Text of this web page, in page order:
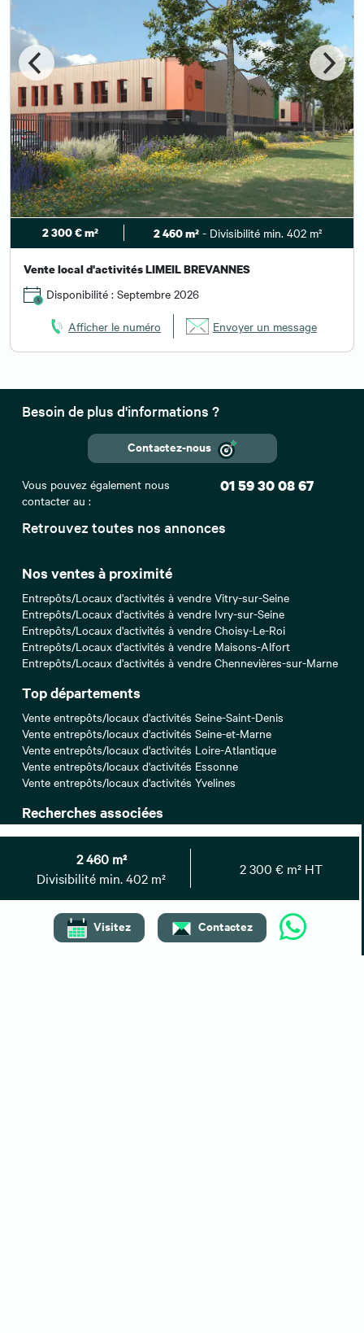
2 460 m²
Divisibilité min. 402 m²
2 300 € m² HT
Visitez Contactez
2 300 € m² 2 460 m² - Divisibilité min. 402 m²
Vente local d'activités LIMEIL BREVANNES
Disponibilité : Septembre 2026
Afficher le numéro Envoyer un message
Retrouvez toutes nos annonces
Nos ventes à proximité
Entrepôts/Locaux d'activités à vendre Vitry-sur-Seine
Entrepôts/Locaux d'activités à vendre Ivry-sur-Seine
Entrepôts/Locaux d'activités à vendre Choisy-Le-Roi
Entrepôts/Locaux d'activités à vendre Maisons-Alfort
Entrepôts/Locaux d'activités à vendre Chennevières-sur-Marne
Top départements
Vente entrepôts/locaux d'activités Seine-Saint-Denis
Vente entrepôts/locaux d'activités Seine-et-Marne
Vente entrepôts/locaux d'activités Loire-Atlantique
Vente entrepôts/locaux d'activités Essonne
Vente entrepôts/locaux d'activités Yvelines
Recherches associées
Bureaux à louer Val-de-Marne
Bureaux à vendre Val-de-Marne
Entrepôts/Locaux d'activités à louer Val-de-Marne
Locaux commerciaux à louer Val-de-Marne
Locaux commerciaux à vendre Val-de-Marne
Locaux commerciaux à céder Val-de-Marne
Top recherche
Besoin de plus d'informations ?
Contactez-nous
Vous pouvez également nous
contacter au :
01 59 30 08 67